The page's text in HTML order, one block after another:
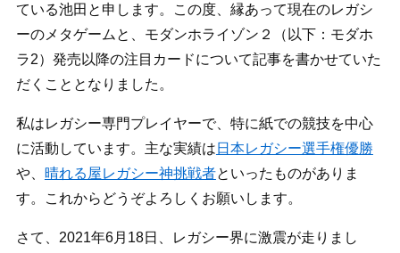
ている池田と申します。この度、縁あって現在のレガシ
ーのメタゲームと、モダンホライゾン２（以下：モダホ
ラ2）発売以降の注目カードについて記事を書かせていた
だくこととなりました。
私はレガシー専門プレイヤーで、特に紙での競技を中心
に活動しています。主な実績は 日本レガシー選手権優勝
や、 晴れる屋レガシー神挑戦者といったものがありま
す。これからどうぞよろしくお願いします。
さて、2021年6月18日、レガシー界に激震が走りまし